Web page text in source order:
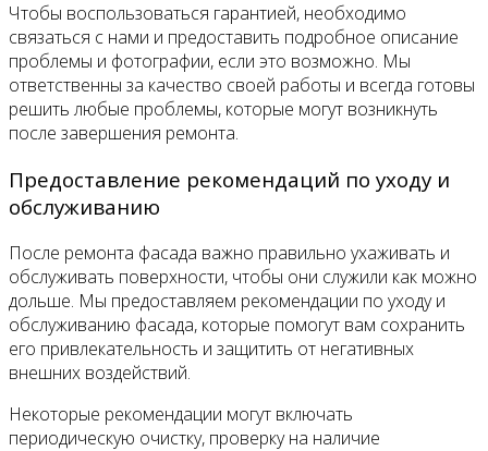
Чтобы воспользоваться гарантией, необходимо
связаться с нами и предоставить подробное описание
проблемы и фотографии, если это возможно. Мы
ответственны за качество своей работы и всегда готовы
решить любые проблемы, которые могут возникнуть
после завершения ремонта.
Предоставление рекомендаций по уходу и
обслуживанию
После ремонта фасада важно правильно ухаживать и
обслуживать поверхности, чтобы они служили как можно
дольше. Мы предоставляем рекомендации по уходу и
обслуживанию фасада, которые помогут вам сохранить
его привлекательность и защитить от негативных
внешних воздействий.
Некоторые рекомендации могут включать
периодическую очистку, проверку на наличие